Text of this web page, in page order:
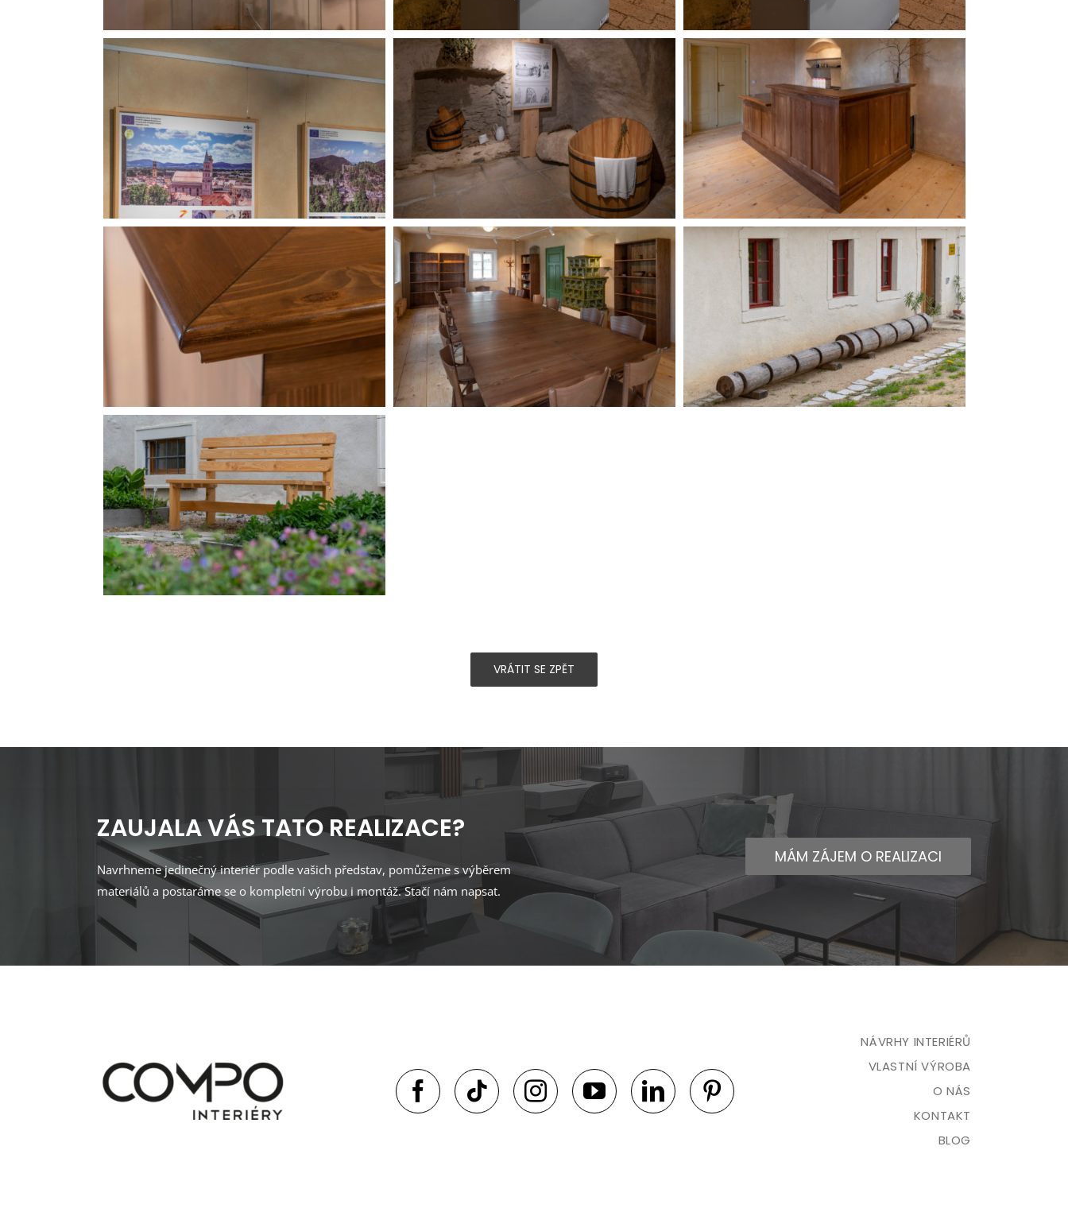
VRÁTIT SE ZPĚT
ZAUJALA VÁS TATO REALIZACE?
Navrhneme jedinečný interiér podle vašich představ, pomůžeme s výběrem
materiálů a postaráme se o kompletní výrobu i montáž. Stačí nám napsat.
MÁM ZÁJEM O REALIZACI
NÁVRHY INTERIÉRŮ
VLASTNÍ VÝROBA
O NÁS
KONTAKT
BLOG